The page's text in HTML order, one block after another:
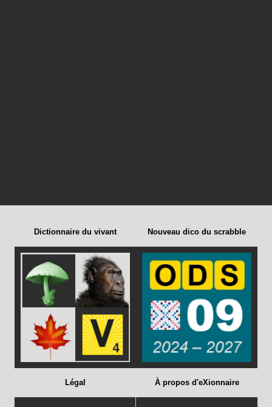
Dictionnaire du vivant Nouveau dico du scrabble
Légal À propos d'eXionnaire